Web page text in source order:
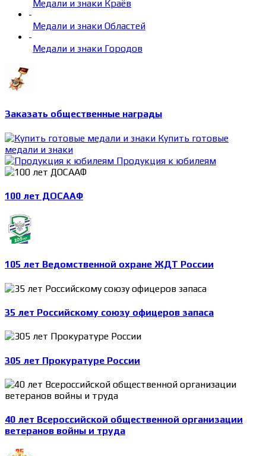
Медали и знаки Краёв
-
Медали и знаки Областей
-
Медали и знаки Городов
Заказать общественные награды
Купить готовые
медали и знаки
Продукция к юбилеям
100 лет ДОСААФ
105 лет Ведомственной охране ЖДТ России
35 лет Российскому союзу офицеров запаса
305 лет Прокуратуре России
40 лет Всероссийской общественной организации
ветеранов войны и труда